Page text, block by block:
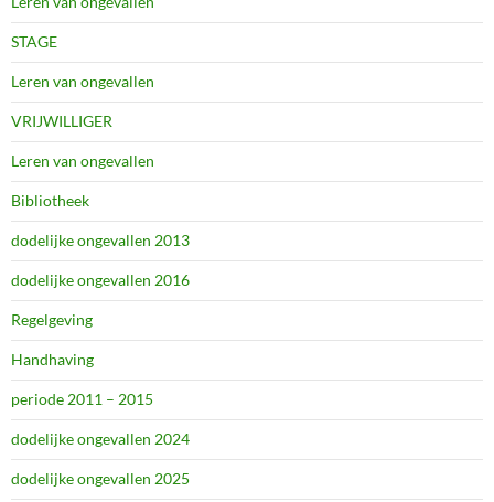
STAGE
Leren van ongevallen
VRIJWILLIGER
Leren van ongevallen
Bibliotheek
dodelijke ongevallen 2013
dodelijke ongevallen 2016
Regelgeving
Handhaving
periode 2011 – 2015
dodelijke ongevallen 2024
dodelijke ongevallen 2025